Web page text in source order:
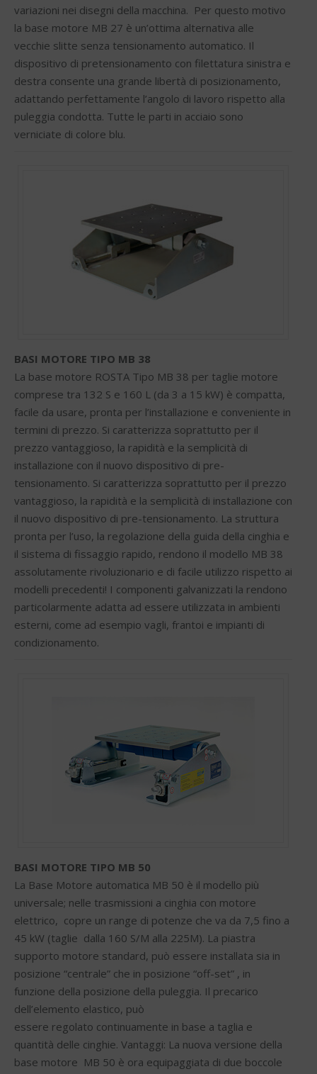
variazioni nei disegni della macchina. Per questo motivo
la base motore MB 27 è un’ottima alternativa alle
vecchie slitte senza tensionamento automatico. Il
dispositivo di pretensionamento con filettatura sinistra e
destra consente una grande libertà di posizionamento,
adattando perfettamente l’angolo di lavoro rispetto alla
puleggia condotta. Tutte le parti in acciaio sono
verniciate di colore blu.
BASI MOTORE TIPO MB 38
La base motore ROSTA Tipo MB 38 per taglie motore
comprese tra 132 S e 160 L (da 3 a 15 kW) è compatta,
facile da usare, pronta per l’installazione e conveniente in
termini di prezzo. Si caratterizza soprattutto per il
prezzo vantaggioso, la rapidità e la semplicità di
installazione con il nuovo dispositivo di pre-
tensionamento. Si caratterizza soprattutto per il prezzo
vantaggioso, la rapidità e la semplicità di installazione con
il nuovo dispositivo di pre-tensionamento. La struttura
pronta per l’uso, la regolazione della guida della cinghia e
il sistema di fissaggio rapido, rendono il modello MB 38
assolutamente rivoluzionario e di facile utilizzo rispetto ai
modelli precedenti! I componenti galvanizzati la rendono
particolarmente adatta ad essere utilizzata in ambienti
esterni, come ad esempio vagli, frantoi e impianti di
condizionamento.
BASI MOTORE TIPO MB 50
La Base Motore automatica MB 50 è il modello più
universale; nelle trasmissioni a cinghia con motore
elettrico, copre un range di potenze che va da 7,5 fino a
45 kW (taglie dalla 160 S/M alla 225M). La piastra
supporto motore standard, può essere installata sia in
posizione “centrale” che in posizione “off-set” , in
funzione della posizione della puleggia. Il precarico
dell’elemento elastico, può
essere regolato continuamente in base a taglia e
quantità delle cinghie. Vantaggi: La nuova versione della
base motore MB 50 è ora equipaggiata di due boccole